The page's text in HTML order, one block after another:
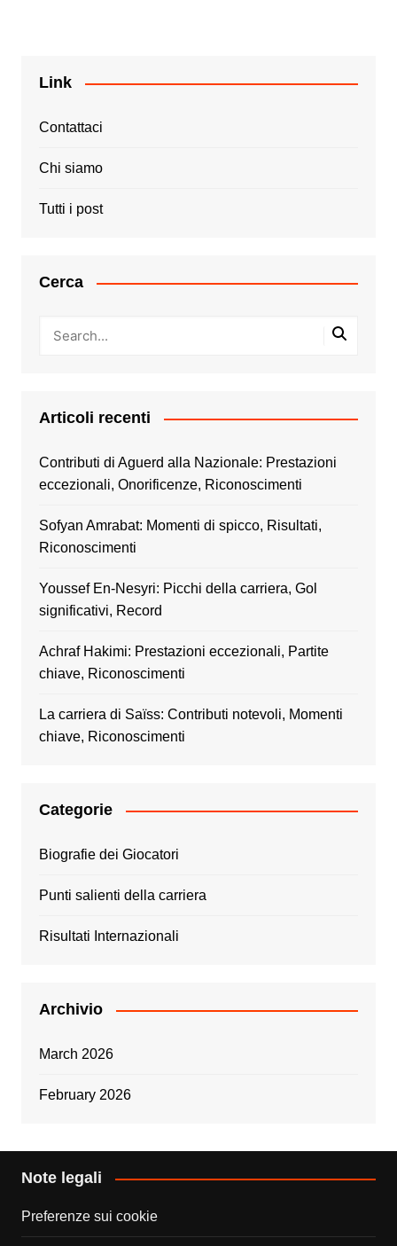
Link
Contattaci
Chi siamo
Tutti i post
Cerca
Articoli recenti
Contributi di Aguerd alla Nazionale: Prestazioni
eccezionali, Onorificenze, Riconoscimenti
Sofyan Amrabat: Momenti di spicco, Risultati,
Riconoscimenti
Youssef En-Nesyri: Picchi della carriera, Gol
significativi, Record
Achraf Hakimi: Prestazioni eccezionali, Partite
chiave, Riconoscimenti
La carriera di Saïss: Contributi notevoli, Momenti
chiave, Riconoscimenti
Categorie
Biografie dei Giocatori
Punti salienti della carriera
Risultati Internazionali
Archivio
March 2026
February 2026
Note legali
Preferenze sui cookie